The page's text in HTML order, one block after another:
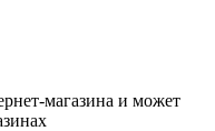
магазина и может